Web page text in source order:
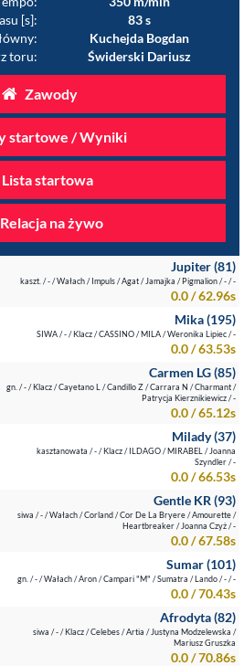
[s]:
83 s
Kuchejda Bogdan
toru:
Świderski Dariusz
Zawody
startowe / Wyniki
Lista startowa
Relacja na żywo
Jupiter (81)
kaszt. / - / Wałach / Impuls / Agat / Jamajka / Pigmalion / - / -
0.0 / 62.96s
Mika (195)
SIWA / - / Klacz / CASSINO / MILA / Weronika Lipiec / -
0.0 / 63.53s
Carmen LG (85)
gn. / - / Klacz / Cayetano L / Candillo Z / Carrara N / Charmant /
Patrycja Kierznikiewicz / -
0.0 / 65.12s
Milady (37)
kasztanowata / - / Klacz / ILDAGO / MIRABEL / Joanna
Szyndler / -
0.0 / 66.53s
Gentle KR (93)
siwa / - / Wałach / Corland / Cor De La Bryere / Amourette /
Heartbreaker / Joanna Czyż / -
0.0 / 67.58s
Sumar (101)
gn. / - / Wałach / Aron / Campari "M" / Sumatra / Lando / - / -
0.0 / 70.43s
Afrodyta (82)
siwa / - / Klacz / Celebes / Artia / Justyna Modzelewska /
Mariusz Gruszka
0.0 / 70.86s